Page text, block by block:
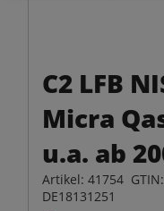
C2 LFB
Micra
u.a. ab
Artikel: 41754
DE18131251